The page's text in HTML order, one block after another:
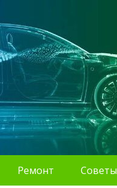
Ремонт Советы